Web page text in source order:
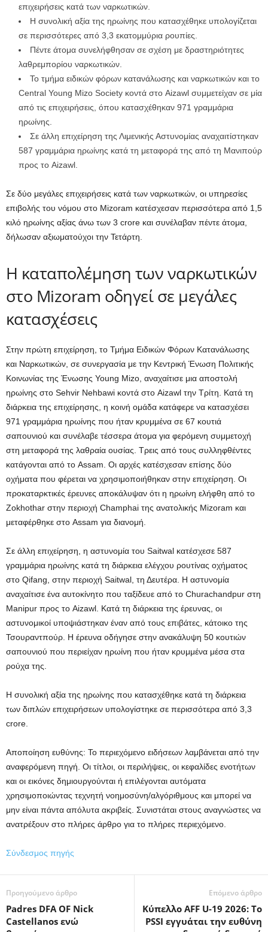
επιχειρήσεις κατά των ναρκωτικών.
Η συνολική αξία της ηρωίνης που κατασχέθηκε υπολογίζεται
σε περισσότερες από 3,3 εκατομμύρια ρουπίες.
Πέντε άτομα συνελήφθησαν σε σχέση με δραστηριότητες
λαθρεμπορίου ναρκωτικών.
Το τμήμα ειδικών φόρων κατανάλωσης και ναρκωτικών και το
Central Young Mizo Society κοντά στο Aizawl συμμετείχαν σε μία
από τις επιχειρήσεις, όπου κατασχέθηκαν 971 γραμμάρια
ηρωίνης.
Σε άλλη επιχείρηση της Λιμενικής Αστυνομίας αναχαιτίστηκαν
587 γραμμάρια ηρωίνης κατά τη μεταφορά της από τη Μανιπούρ
προς το Aizawl.
Σε δύο μεγάλες επιχειρήσεις κατά των ναρκωτικών, οι υπηρεσίες
επιβολής του νόμου στο Mizoram κατέσχεσαν περισσότερα από 1,5
κιλό ηρωίνης αξίας άνω των 3 crore και συνέλαβαν πέντε άτομα,
δήλωσαν αξιωματούχοι την Τετάρτη.
Η καταπολέμηση των ναρκωτικών
στο Mizoram οδηγεί σε μεγάλες
κατασχέσεις
Στην πρώτη επιχείρηση, το Τμήμα Ειδικών Φόρων Κατανάλωσης
και Ναρκωτικών, σε συνεργασία με την Κεντρική Ένωση Πολιτικής
Κοινωνίας της Ένωσης Young Mizo, αναχαίτισε μια αποστολή
ηρωίνης στο Sehvir Nehbawi κοντά στο Aizawl την Τρίτη. Κατά τη
διάρκεια της επιχείρησης, η κοινή ομάδα κατάφερε να κατασχέσει
971 γραμμάρια ηρωίνης που ήταν κρυμμένα σε 67 κουτιά
σαπουνιού και συνέλαβε τέσσερα άτομα για φερόμενη συμμετοχή
στη μεταφορά της λαθραία ουσίας. Τρεις από τους συλληφθέντες
κατάγονται από το Assam. Οι αρχές κατέσχεσαν επίσης δύο
οχήματα που φέρεται να χρησιμοποιήθηκαν στην επιχείρηση. Οι
προκαταρκτικές έρευνες αποκάλυψαν ότι η ηρωίνη ελήφθη από το
Zokhothar στην περιοχή Champhai της ανατολικής Mizoram και
μεταφέρθηκε στο Assam για διανομή.
Σε άλλη επιχείρηση, η αστυνομία του Saitwal κατέσχεσε 587
γραμμάρια ηρωίνης κατά τη διάρκεια ελέγχου ρουτίνας οχήματος
στο Qifang, στην περιοχή Saitwal, τη Δευτέρα. Η αστυνομία
αναχαίτισε ένα αυτοκίνητο που ταξίδευε από το Churachandpur στη
Manipur προς το Aizawl. Κατά τη διάρκεια της έρευνας, οι
αστυνομικοί υποψιάστηκαν έναν από τους επιβάτες, κάτοικο της
Τσουραντπούρ. Η έρευνα οδήγησε στην ανακάλυψη 50 κουτιών
σαπουνιού που περιείχαν ηρωίνη που ήταν κρυμμένα μέσα στα
ρούχα της.
Η συνολική αξία της ηρωίνης που κατασχέθηκε κατά τη διάρκεια
των διπλών επιχειρήσεων υπολογίστηκε σε περισσότερα από 3,3
crore.
Αποποίηση ευθύνης: Το περιεχόμενο ειδήσεων λαμβάνεται από την
αναφερόμενη πηγή. Οι τίτλοι, οι περιλήψεις, οι κεφαλίδες ενοτήτων
και οι εικόνες δημιουργούνται ή επιλέγονται αυτόματα
χρησιμοποιώντας τεχνητή νοημοσύνη/αλγόριθμους και μπορεί να
μην είναι πάντα απόλυτα ακριβείς. Συνιστάται στους αναγνώστες να
ανατρέξουν στο πλήρες άρθρο για το πλήρες περιεχόμενο.
Σύνδεσμος πηγής
Προηγούμενο άρθρο
Padres DFA OF Nick
Castellanos ενώ
Επόμενο άρθρο
Κύπελλο AFF U-19 2026: Το
PSSI εγγυάται την ευθύνη